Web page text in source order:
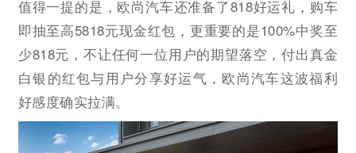
值得一提的是，欧尚汽车还准备了818好运礼，购车
即抽至高5818元现金红包，更重要的是100%中奖至
少818元，不让任何一位用户的期望落空，付出真金
白银的红包与用户分享好运气，欧尚汽车这波福利
好感度确实拉满。